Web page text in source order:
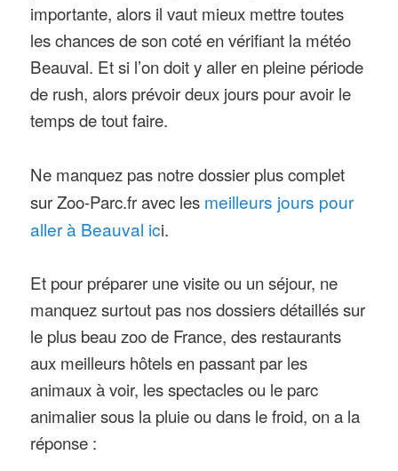
importante, alors il vaut mieux mettre toutes
les chances de son coté en vérifiant la météo
Beauval. Et si l’on doit y aller en pleine période
de rush, alors prévoir deux jours pour avoir le
temps de tout faire.
Ne manquez pas notre dossier plus complet
sur Zoo-Parc.fr avec les meilleurs jours pour
aller à Beauval ici.
Et pour préparer une visite ou un séjour, ne
manquez surtout pas nos dossiers détaillés sur
le plus beau zoo de France, des restaurants
aux meilleurs hôtels en passant par les
animaux à voir, les spectacles ou le parc
animalier sous la pluie ou dans le froid, on a la
réponse :